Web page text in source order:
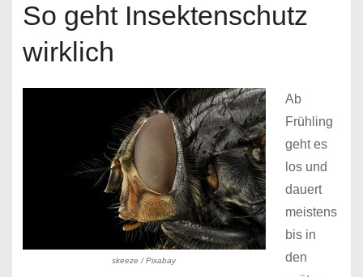
So geht Insektenschutz
wirklich
skeeze / Pixabay
Ab
Frühling
geht es
los und
dauert
meistens
bis in
den